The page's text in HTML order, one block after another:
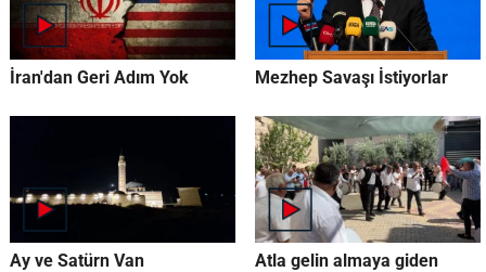
İran'dan Geri Adım Yok Mezhep Savaşı İstiyorlar
Ay ve Satürn Van
Atla gelin almaya giden